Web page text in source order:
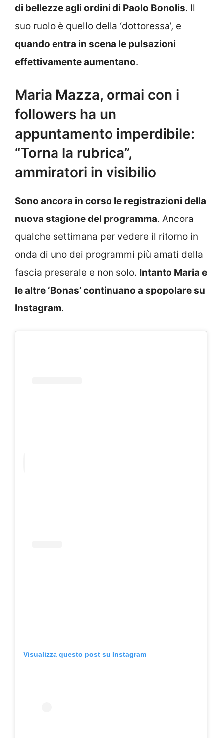
di bellezze agli ordini di Paolo Bonolis. Il
suo ruolo è quello della ‘dottoressa’, e
quando entra in scena le pulsazioni
effettivamente aumentano.
Maria Mazza, ormai con i
followers ha un
appuntamento imperdibile:
“Torna la rubrica”,
ammiratori in visibilio
Sono ancora in corso le registrazioni della
nuova stagione del programma. Ancora
qualche settimana per vedere il ritorno in
onda di uno dei programmi più amati della
fascia preserale e non solo. Intanto Maria e
le altre ‘Bonas’ continuano a spopolare su
Instagram.
Visualizza questo post su Instagram